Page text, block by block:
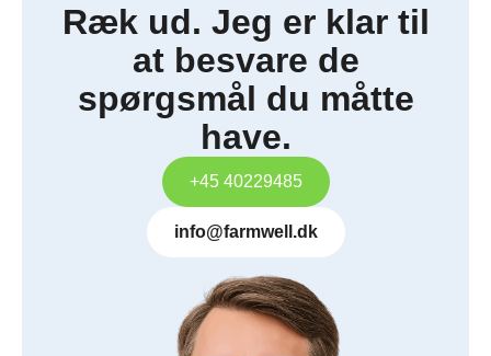
Ræk ud. Jeg er klar til
at besvare de
spørgsmål du måtte
have.
+45 40229485
info@farmwell.dk